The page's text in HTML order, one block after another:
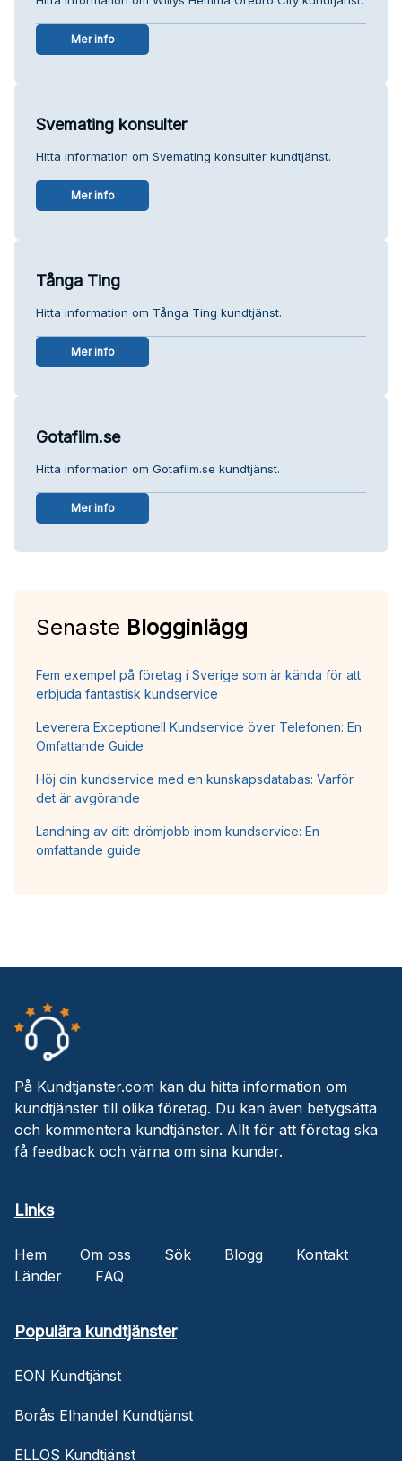
Mer info
Svemating konsulter
Hitta information om Svemating konsulter kundtjänst.
Mer info
Tånga Ting
Hitta information om Tånga Ting kundtjänst.
Mer info
Gotafilm.se
Hitta information om Gotafilm.se kundtjänst.
Mer info
Senaste Blogginlägg
Fem exempel på företag i Sverige som är kända för att
erbjuda fantastisk kundservice
Leverera Exceptionell Kundservice över Telefonen: En
Omfattande Guide
Höj din kundservice med en kunskapsdatabas: Varför
det är avgörande
Landning av ditt drömjobb inom kundservice: En
omfattande guide
På Kundtjanster.com kan du hitta information om
kundtjänster till olika företag. Du kan även betygsätta
och kommentera kundtjänster. Allt för att företag ska
få feedback och värna om sina kunder.
Links
Hem Om oss Sök Blogg
Kontakt
Länder
FAQ
Populära kundtjänster
EON Kundtjänst
Borås Elhandel Kundtjänst
ELLOS Kundtjänst